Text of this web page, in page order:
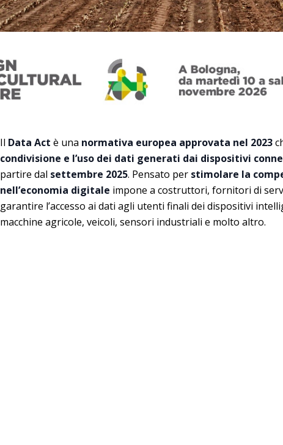
Il Data Act è una normativa europea approvata nel 2023
condivisione e l’uso dei dati generati dai dispositivi
partire dal settembre 2025. Pensato per stimolare la
nell’economia digitale impone a costruttori, fornitori di
garantire l’accesso ai dati agli utenti finali dei dispositivi
macchine agricole, veicoli, sensori industriali e molto altro.